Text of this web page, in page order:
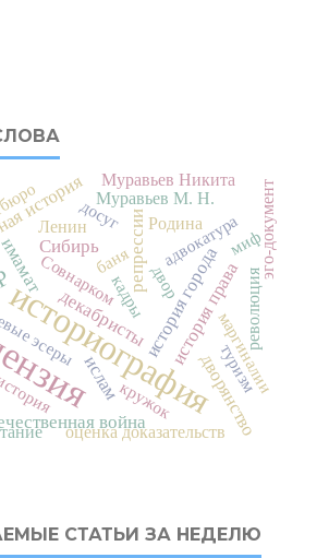
историография
декабристы
репрессии
ислам
Сибирь
история
история города
война
история права
дворянство
адвокатура
Муравьев М. Н.
Муравьев Никита
маргиналии
кадры
Совнарком
эсеры
Ленин
революция
оценка доказательств
эго-документ
Родина
досуг
двор
кружок
баня
туризм
миф
СТАТЬИ ЗА НЕДЕЛЮ